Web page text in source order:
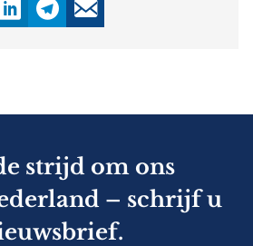
strijd om ons
– schrijf u